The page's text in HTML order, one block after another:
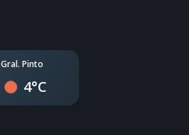
Gral. Pinto
4°C